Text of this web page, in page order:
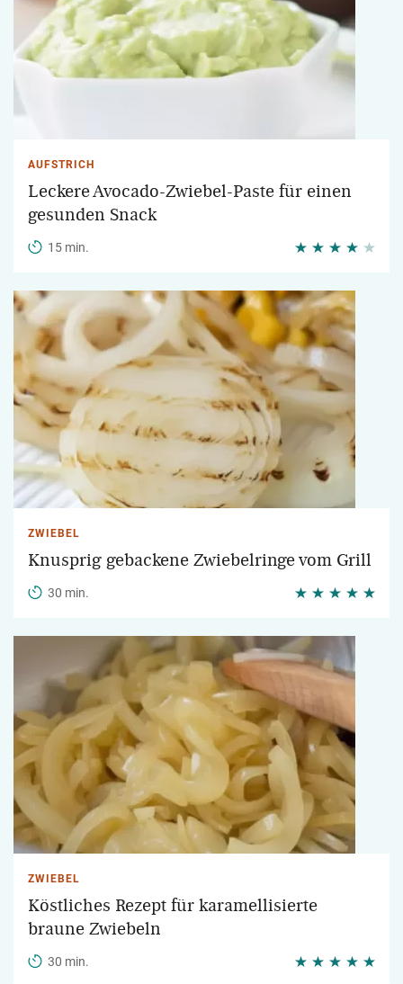
AUFSTRICH
Leckere Avocado-Zwiebel-Paste für einen
gesunden Snack
15 min.
ZWIEBEL
Knusprig gebackene Zwiebelringe vom Grill
30 min.
ZWIEBEL
Köstliches Rezept für karamellisierte
braune Zwiebeln
30 min.